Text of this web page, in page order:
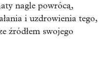
nagle powrócą,
i uzdrowienia tego,
źródłem swojego